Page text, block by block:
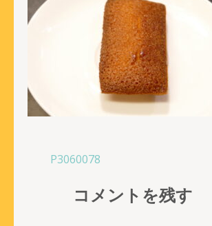
投
P3060078
コメントを残す